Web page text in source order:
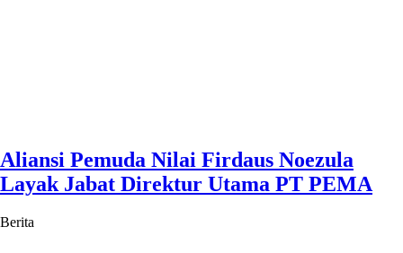
Aliansi Pemuda Nilai Firdaus Noezula
Layak Jabat Direktur Utama PT PEMA
Berita